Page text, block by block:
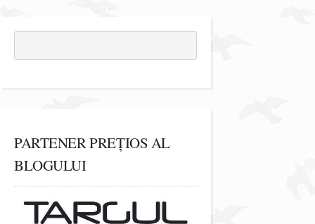
PARTENER PREȚIOS AL
BLOGULUI